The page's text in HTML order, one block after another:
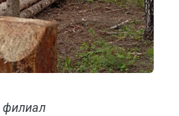
филиал